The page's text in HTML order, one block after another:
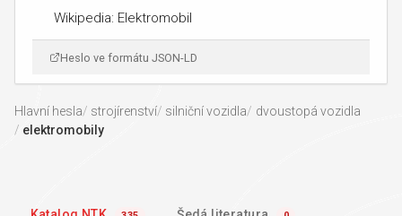
Wikipedia: Elektromobil
Heslo ve formátu JSON-LD
Hlavní hesla strojírenství silniční vozidla
dvoustopá vozidla
elektromobily